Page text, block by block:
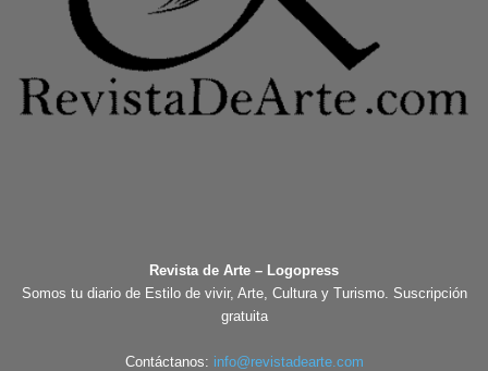
Revista de Arte – Logopress
Somos tu diario de Estilo de vivir, Arte, Cultura y Turismo. Suscripción
gratuita
Contáctanos: info@revistadearte.com